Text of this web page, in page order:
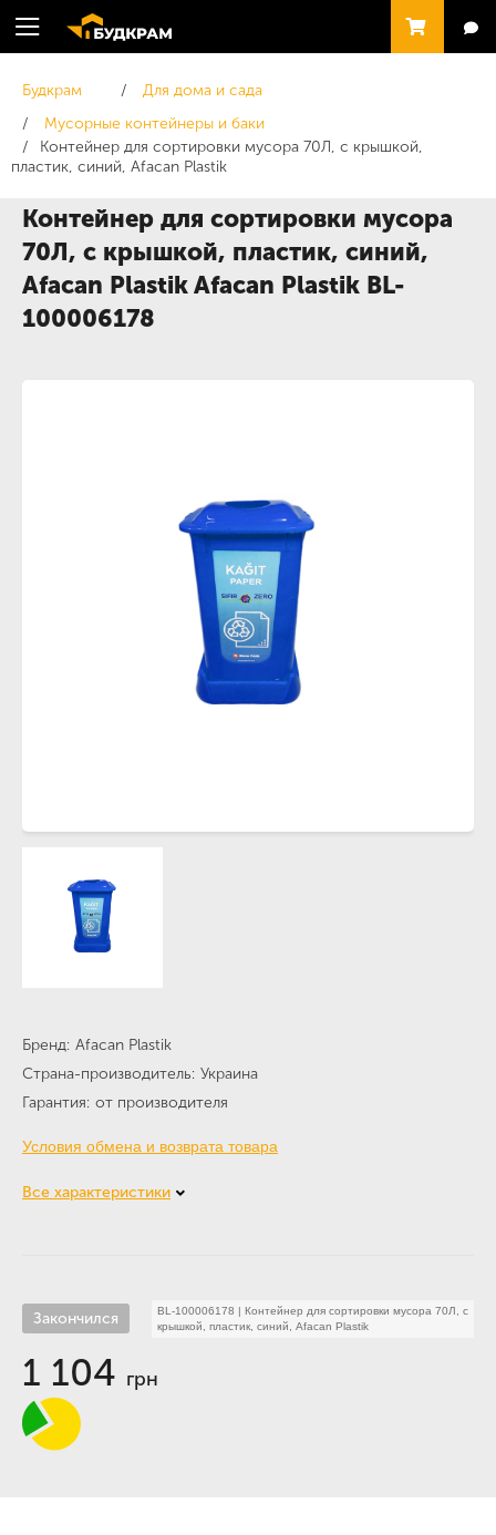
Будкрам
Для дома и сада
Мусорные контейнеры и баки
Контейнер для сортировки мусора 70Л, с крышкой,
пластик, синий, Afacan Plastik
Контейнер для сортировки мусора
70Л, с крышкой, пластик, синий,
Afacan Plastik Afacan Plastik BL-
100006178
Бренд Afacan Plastik
Страна-производитель Украина
Гарантия от производителя
Условия обмена и возврата товара
Все характеристики
Закончился BL-100006178 | Контейнер для сортировки мусора 70Л, с
крышкой, пластик, синий, Afacan Plastik
1 104 грн